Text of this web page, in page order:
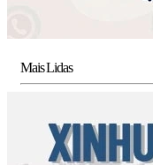
Mais Lidas